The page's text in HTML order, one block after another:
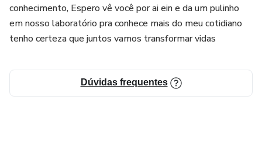
conhecimento, Espero vê você por ai ein e da um pulinho
em nosso laboratório pra conhece mais do meu cotidiano
tenho certeza que juntos vamos transformar vidas
Dúvidas frequentes